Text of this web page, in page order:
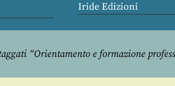
Iride Edizioni
“Orientamento e formazione